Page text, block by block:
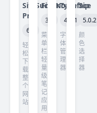
SiteSucker
Pro
6.2
轻
松
下
载
整
个
网
站
FiveNotes
3.3
菜
单
栏
轻
量
级
笔
记
应
用
Typeface
4.4.1
字
体
管
理
器
Sip
5.0.2
颜
色
选
择
器